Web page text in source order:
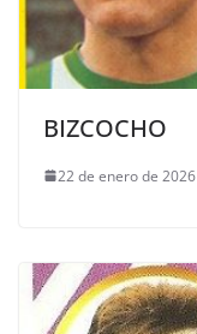
BIZCOCHO
22 de enero de 2026